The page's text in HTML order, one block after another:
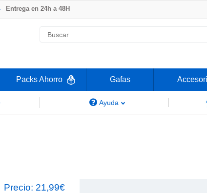
Entrega en 24h a 48H
en Opinión de los Clientes
Packs Ahorro Gafas
Ayuda
Precio: 21,99€